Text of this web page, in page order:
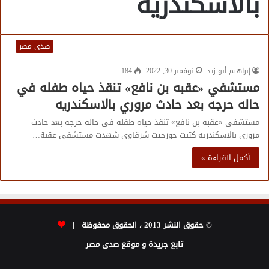
صدى مصر
إبراهيم أبو زيد
نوفمبر 30, 2022 184
مستشفي «عقبه بن نافع» تنقذ حياه طفله في
حاله حرجه بعد حادث مروري بالاسكندريه
مستشفي «عقبه بن نافع» تنقذ حياه طفله في حاله حرجه بعد حادث
مروري بالاسكندريه كتبت جورجيت شرقاوي شهدت مستشفي عقبة…
أكمل القراءة »
© حقوق النشر 2013 ، الحقوق محفوظة |
تابع جريدة و موقع صدى مصر